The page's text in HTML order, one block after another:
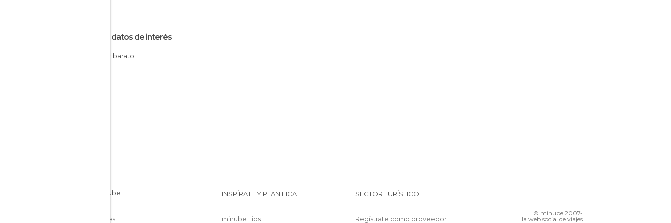
Otros datos de interés
Dormir barato
Cookies
INSPÍRATE Y PLANIFICA
minube Tips
SECTOR TURÍSTICO
Regístrate como proveedor
© minube 2007-
la web social de viajes